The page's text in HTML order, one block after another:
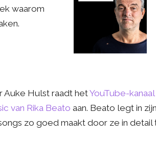
waarom
Auke Hulst raadt hetYouTube-kanaal
van Rika Beato aan. Beato legt in zijn
zo goed maakt door ze in detail